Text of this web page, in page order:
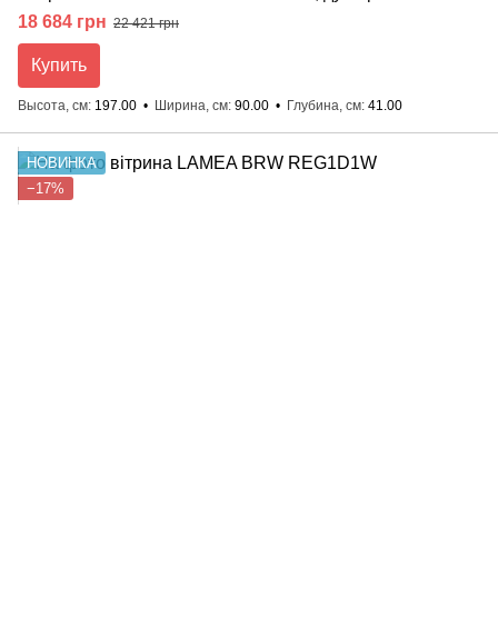
18 684 грн 22 421 грн
Купить
Высота, см 197.00 Ширина, см 90.00 Глубина, см 41.00
НОВИНКА
−17%